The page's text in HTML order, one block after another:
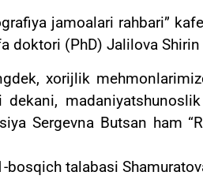
jamoalari rahbari”
doktori (PhD) Jalilova
xorijlik
dekani,
Sergevna Butsan ham
bosqich talabasi